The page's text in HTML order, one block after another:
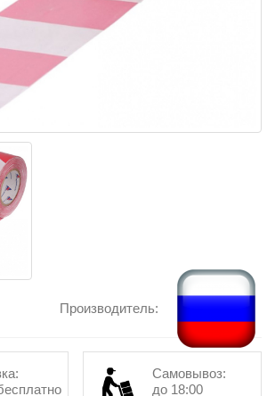
Производитель:
Самовывоз:
до 18:00